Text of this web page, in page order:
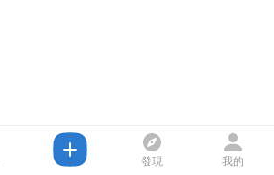
發現 我的